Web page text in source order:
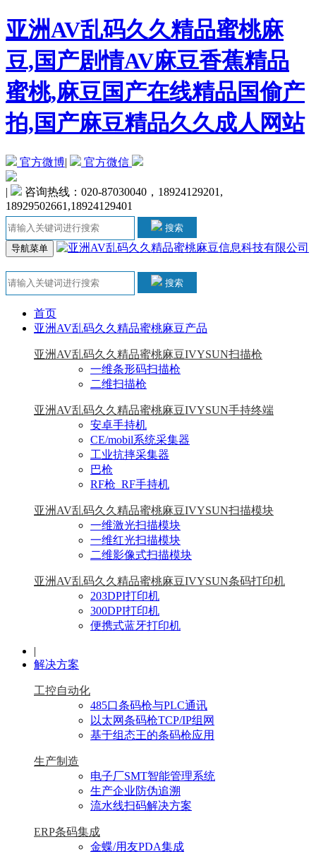
亚洲AV乱码久久精品蜜桃麻
豆,国产剧情AV麻豆香蕉精品
蜜桃,麻豆国产在线精品国偷产
拍,国产麻豆精品久久成人网站
官方微博| 官方微信
|
咨询热线：020-87030040，18924129201,
18929502661,18924129401
搜索
导航菜单
搜索
首页
亚洲AV乱码久久精品蜜桃麻豆产品
亚洲AV乱码久久精品蜜桃麻豆IVYSUN扫描枪
一维条形码扫描枪
二维扫描枪
亚洲AV乱码久久精品蜜桃麻豆IVYSUN手持终端
安卓手持机
CE/mobil系统采集器
工业抗摔采集器
巴枪
RF枪_RF手持机
亚洲AV乱码久久精品蜜桃麻豆IVYSUN扫描模块
一维激光扫描模块
一维红光扫描模块
二维影像式扫描模块
亚洲AV乱码久久精品蜜桃麻豆IVYSUN条码打印机
203DPI打印机
300DPI打印机
便携式蓝牙打印机
|
解决方案
工控自动化
485口条码枪与PLC通讯
以太网条码枪TCP/IP组网
基于组态王的条码枪应用
生产制造
电子厂SMT智能管理系统
生产企业防伪追溯
流水线扫码解决方案
ERP条码集成
金蝶/用友PDA集成